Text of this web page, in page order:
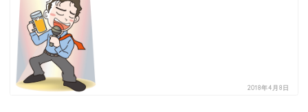
2018年4月8日